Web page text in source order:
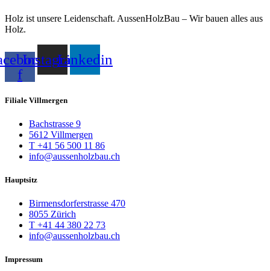
Holz ist unsere Leidenschaft. AussenHolzBau – Wir bauen alles aus
Holz.
f
InstagramLinkedin
Filiale Villmergen
Bachstrasse 9
5612 Villmergen
T +41 56 500 11 86
info@aussenholzbau.ch
Hauptsitz
Birmensdorferstrasse 470
8055 Zürich
T +41 44 380 22 73
info@aussenholzbau.ch
Impressum